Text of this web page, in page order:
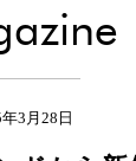
3月28日